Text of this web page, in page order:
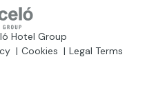
Hotel Group
Cookies Legal Terms